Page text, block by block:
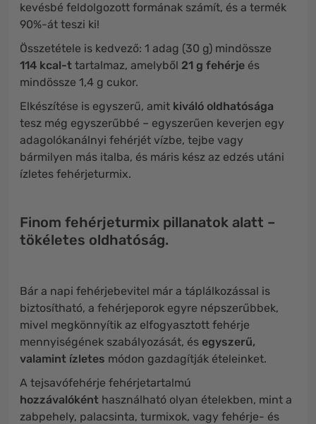
kevésbé feldolgozott formának számít, és a termék
90%-át teszi ki!
Összetétele is kedvező: 1 adag (30 g) mindössze
114 kcal-t tartalmaz, amelyből 21 g fehérje és
mindössze 1,4 g cukor.
Elkészítése is egyszerű, amit kiváló oldhatósága
tesz még egyszerűbbé – egyszerűen keverjen egy
adagolókanálnyi fehérjét vízbe, tejbe vagy
bármilyen más italba, és máris kész az edzés utáni
ízletes fehérjeturmix.
Finom fehérjeturmix pillanatok alatt –
tökéletes oldhatóság.
Bár a napi fehérjebevitel már a táplálkozással is
biztosítható, a fehérjeporok egyre népszerűbbek,
mivel megkönnyítik az elfogyasztott fehérje
mennyiségének szabályozását, és egyszerű,
valamint ízletes módon gazdagítják ételeinket.
A tejsavófehérje fehérjetartalmú
hozzávalóként használható olyan ételekben, mint a
zabpehely, palacsinta, turmixok, vagy fehérje- és